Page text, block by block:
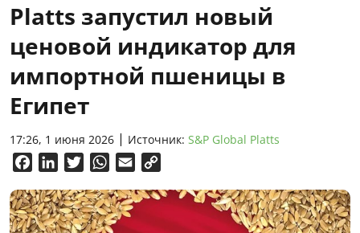
Platts запустил новый
ценовой индикатор для
импортной пшеницы в
Египет
17:26, 1 июня 2026 Источник: S&P Global Platts
FacebookLinkedInTwitterWhatsApp
Email